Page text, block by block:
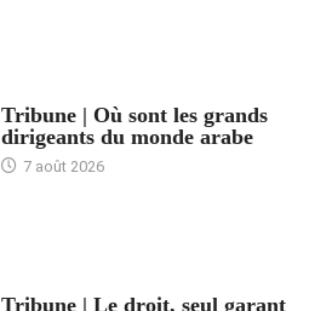
Tribune | Où sont les grands
dirigeants du monde arabe
7 août 2026
Tribune | Le droit, seul garant